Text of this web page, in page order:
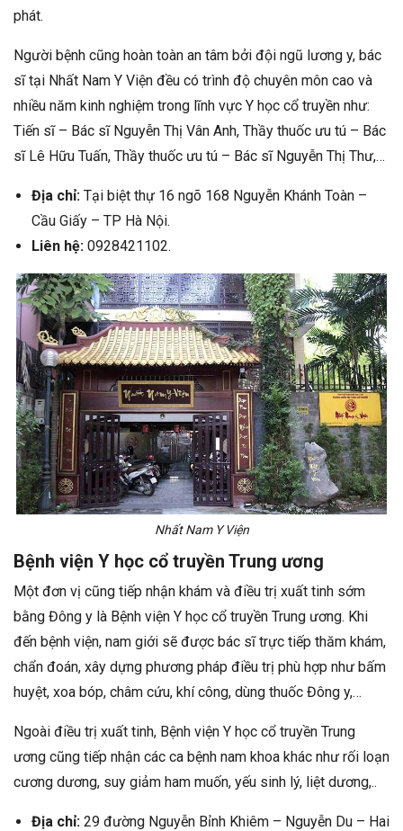
phát.
Người bệnh cũng hoàn toàn an tâm bởi đội ngũ lương y, bác
sĩ tại Nhất Nam Y Viện đều có trình độ chuyên môn cao và
nhiều năm kinh nghiệm trong lĩnh vực Y học cổ truyền như:
Tiến sĩ – Bác sĩ Nguyễn Thị Vân Anh, Thầy thuốc ưu tú – Bác
sĩ Lê Hữu Tuấn, Thầy thuốc ưu tú – Bác sĩ Nguyễn Thị Thư,…
Địa chỉ: Tại biệt thự 16 ngõ 168 Nguyễn Khánh Toàn –
Cầu Giấy – TP Hà Nội.
Liên hệ: 0928421102.
Nhất Nam Y Viện
Bệnh viện Y học cổ truyền Trung ương
Một đơn vị cũng tiếp nhận khám và điều trị xuất tinh sớm
bằng Đông y là Bệnh viện Y học cổ truyền Trung ương. Khi
đến bệnh viện, nam giới sẽ được bác sĩ trực tiếp thăm khám,
chẩn đoán, xây dựng phương pháp điều trị phù hợp như bấm
huyệt, xoa bóp, châm cứu, khí công, dùng thuốc Đông y,…
Ngoài điều trị xuất tinh, Bệnh viện Y học cổ truyền Trung
ương cũng tiếp nhận các ca bệnh nam khoa khác như rối loạn
cương dương, suy giảm ham muốn, yếu sinh lý, liệt dương,..
Địa chỉ: 29 đường Nguyễn Bỉnh Khiêm – Nguyễn Du – Hai